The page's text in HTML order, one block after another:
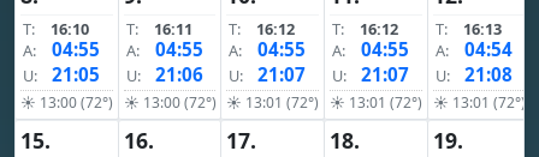
T:
16:10
A:
04:55
U: 21:05
☀ 13:00 (72°)
T:
16:11
A:
04:55
U: 21:06
☀ 13:00 (72°)
T:
16:12
A:
04:55
U: 21:07
☀ 13:01 (72°)
T:
16:12
A:
04:55
U: 21:07
☀ 13:01 (72°)
T:
16:13
A:
04:54
U: 21:08
☀ 13:01 (72°)
15. 16. 17. 18. 19.